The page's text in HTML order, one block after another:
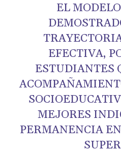
EL
EFECTIVA,
ESTUDIANTES
MEJORES
PERMANENCIA